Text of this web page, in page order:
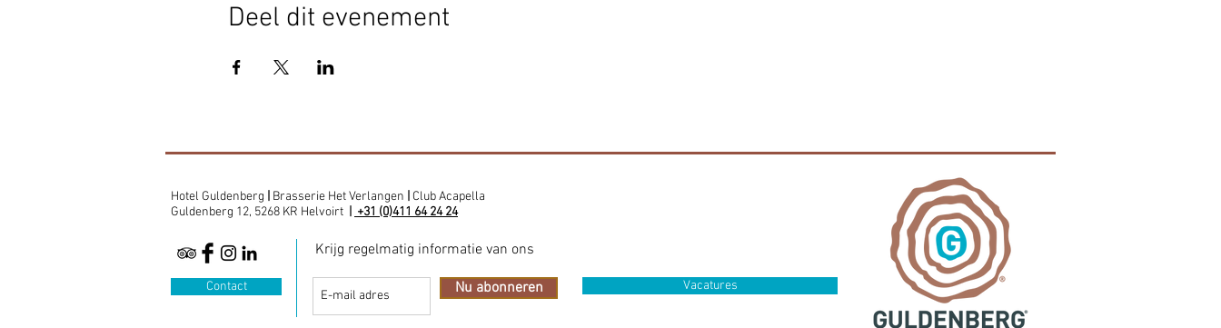
Deel dit evenement
Hotel Guldenberg Brasserie Het Verlangen
Club Acapella
Guldenberg 12, 5268 KR Helvoirt
+31 (0)411 64 24 24
Contact
Krijg regelmatig informatie van ons
Nu abonneren Vacatures